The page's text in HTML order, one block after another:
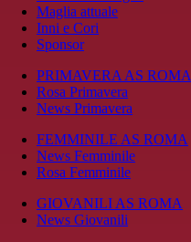
Maglia attuale
Inni e Cori
Sponsor
PRIMAVERA AS ROMA
Rosa Primavera
News Primavera
FEMMINILE AS ROMA
News Femminile
Rosa Femminile
GIOVANILI AS ROMA
News Giovanili